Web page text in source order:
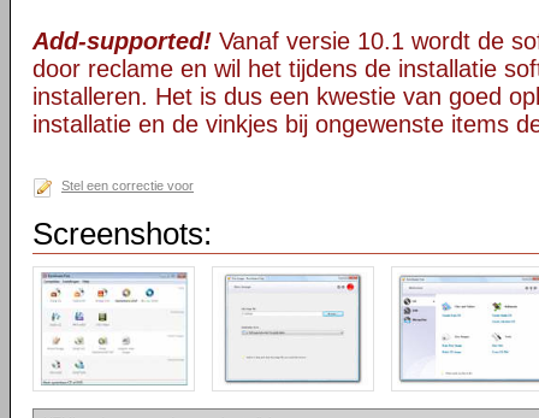
Add-supported! Vanaf versie 10.1 wordt de
door reclame en wil het tijdens de installatie
installeren. Het is dus een kwestie van goed
installatie en de vinkjes bij ongewenste items
Stel een correctie voor
Screenshots: